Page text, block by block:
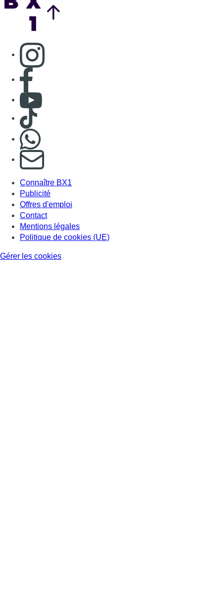
Consulter page Instagram
Consulter page Facebook
Consulter Youtube
Consulter TikTok
S'abonner à notre newsletter
Connaître BX1
Publicité
Offres d'emploi
Contact
Mentions légales
Politique de cookies (UE)
Gérer les cookies